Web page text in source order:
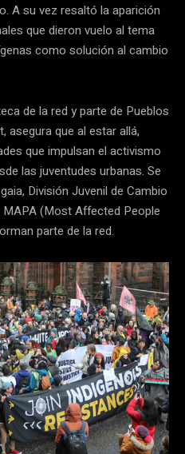
A su vez resaltó la aparición
que dieron vuelo al tema
como solución al cambio
de la red y parte de Pueblos
asegura que al estar allá,
que impulsan el activismo
las juventudes urbanas. Se
División Juvenil de Cambio
(Most Affected People
parte de la red.